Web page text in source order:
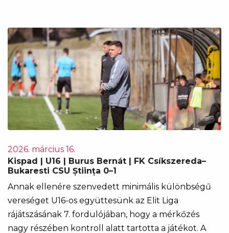
2026. március 16.
Kispad | U16 | Burus Bernát | FK Csíkszereda–
Bukaresti CSU Știința 0–1
Annak ellenére szenvedett minimális különbségű
vereséget U16-os együttesünk az Elit Liga
rájátszásának 7. fordulójában, hogy a mérkőzés
nagy részében kontroll alatt tartotta a játékot. A